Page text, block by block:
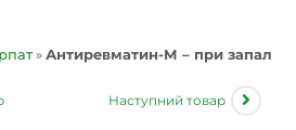
»Антиревматин-М – при
Наступний товар